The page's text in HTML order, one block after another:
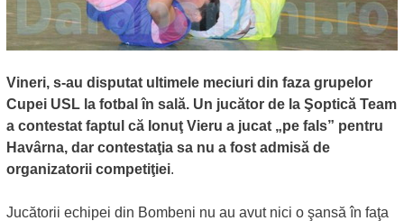
Vineri, s-au disputat ultimele meciuri din faza grupelor
Cupei USL la fotbal în sală. Un jucător de la Şoptică Team
a contestat faptul că Ionuţ Vieru a jucat „pe fals” pentru
Havârna, dar contestaţia sa nu a fost admisă de
organizatorii competiţiei.
Jucătorii echipei din Bombeni nu au avut nici o şansă în faţa